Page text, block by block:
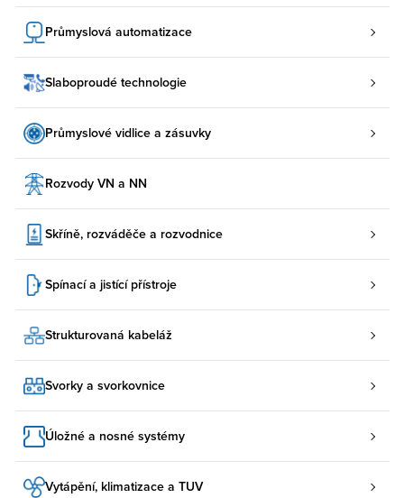
Průmyslová automatizace
Slaboproudé technologie
Průmyslové vidlice a zásuvky
Rozvody VN a NN
Skříně, rozváděče a rozvodnice
Spínací a jistící přístroje
Strukturovaná kabeláž
Svorky a svorkovnice
Úložné a nosné systémy
Vytápění, klimatizace a TUV